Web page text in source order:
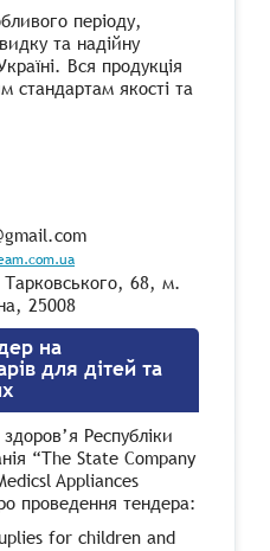
періоду,
та надійну
Вся продукція
стандартам якості та
Тарковського, 68, м.
25008
на
для дітей та
Республіки
“The State Company
Appliances
проведення тендера:
for children and